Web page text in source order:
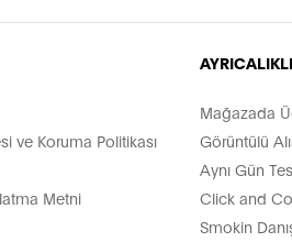
ve Koruma Politikası
Metni
Mağazada
Görüntülü
Aynı Gün
Click and
Smokin